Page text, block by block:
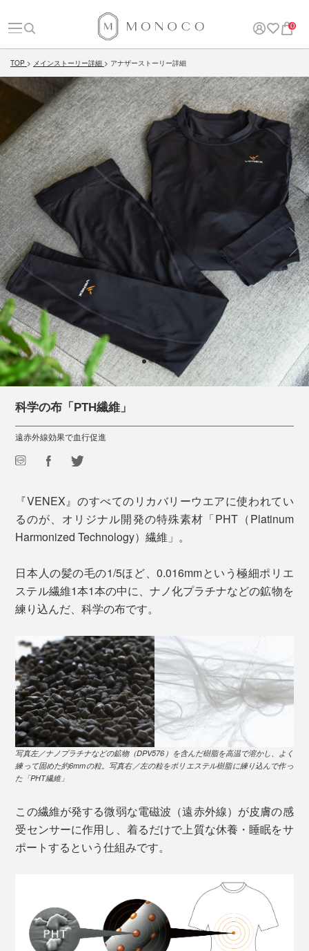
0
TOP メインストーリー詳細 アナザーストーリー詳細
科学の布「PTH繊維」
遠赤外線効果で血行促進
『VENEX』のすべてのリカバリーウエアに使われてい
るのが、オリジナル開発の特殊素材「PHT（Platinum
Harmonized Technology）繊維」。
日本人の髪の毛の1/5ほど、0.016mmという極細ポリエ
ステル繊維1本1本の中に、ナノ化プラチナなどの鉱物を
練り込んだ、科学の布です。
写真左／ナノプラチナなどの鉱物（DPV576）を含んだ樹脂を高温で溶かし、よく
練って固めた約6mmの粒。写真右／左の粒をポリエステル樹脂に練り込んで作っ
た「PHT繊維」
この繊維が発する微弱な電磁波（遠赤外線）が皮膚の感
受センサーに作用し、着るだけで上質な休養・睡眠をサ
ポートするという仕組みです。